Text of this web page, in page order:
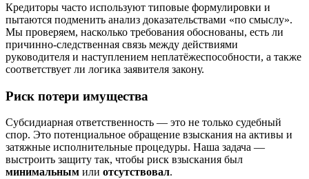
Кредиторы часто используют типовые формулировки и
пытаются подменить анализ доказательствами «по смыслу».
Мы проверяем, насколько требования обоснованы, есть ли
причинно-следственная связь между действиями
руководителя и наступлением неплатёжеспособности, а также
соответствует ли логика заявителя закону.
Риск потери имущества
Субсидиарная ответственность — это не только судебный
спор. Это потенциальное обращение взыскания на активы и
затяжные исполнительные процедуры. Наша задача —
выстроить защиту так, чтобы риск взыскания был
минимальным или отсутствовал.